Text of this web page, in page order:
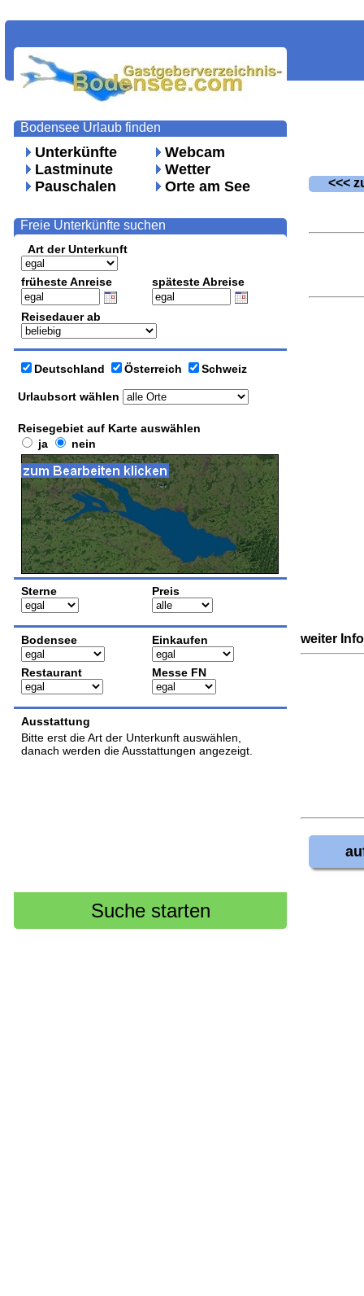
Unterkünfte
Lastminute
Pauschalen
Webcam
Wetter
Orte am See
Bodensee Urlaub finden
Art der Unterkunft
früheste Anreise späteste Abreise
Reisedauer ab
Urlaubsort wählen
Deutschland Österreich Schweiz
Reisegebiet auf Karte auswählen
ja
nein
Sterne Preis
Bodensee Einkaufen
Restaurant Messe FN
Ausstattung
Bitte erst die Art der Unterkunft auswählen,
danach werden die Ausstattungen angezeigt.
Freie Unterkünfte suchen
<<<
weiter